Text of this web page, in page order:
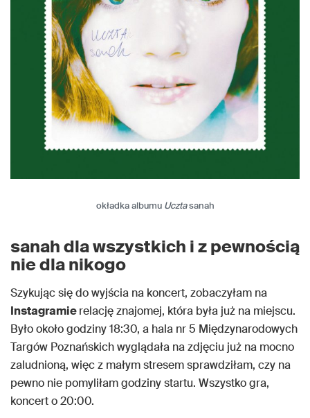
okładka albumu Ucztasanah
sanah dla wszystkich i z pewnością
nie dla nikogo
Szykując się do wyjścia na koncert, zobaczyłam na
Instagramierelację znajomej, która była już na miejscu.
Było około godziny 18:30, a hala nr 5 Międzynarodowych
Targów Poznańskich wyglądała na zdjęciu już na mocno
zaludnioną, więc z małym stresem sprawdziłam, czy na
pewno nie pomyliłam godziny startu. Wszystko gra,
koncert o 20:00.